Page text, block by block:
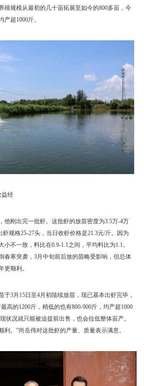
殖规模从最初的几十亩拓展至如今的800多亩，今
超1000斤。
益经
他刚出完一批虾。这批虾的放苗密度为3.5万-4万
虾规格25-27头，当日收虾价格是21.3元/斤。因为
不一致，料比在0.9-1.1之间，平均料比为1.1。
春寒突袭，3月中旬前后放的苗略受影响，但总体
更顺利。
于3月15日至4月初陆续放苗，现已基本出虾完毕，
高的1200斤，稍低的也有800-900斤，均产超1000
状况就只能被迫提前出售，也会拉低整体亩产。
利。”尚岳伟对这批虾的产量、质量表示满意。